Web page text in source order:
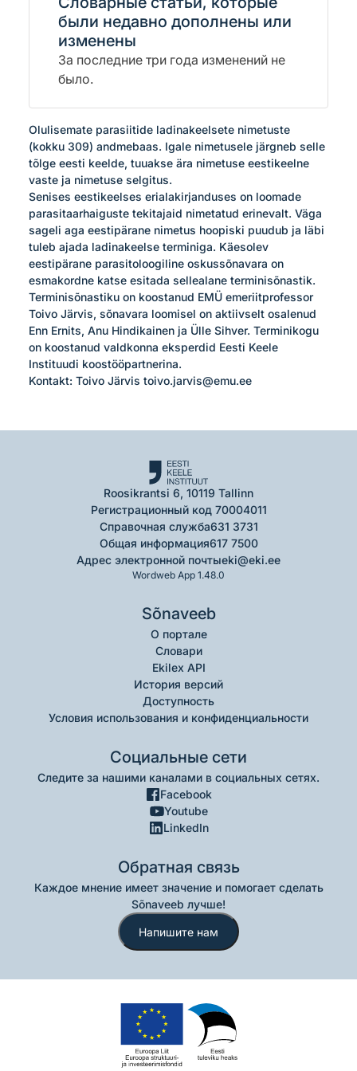
были недавно дополнены или
изменены
За последние три года изменений не
было.
Olulisemate parasiitide ladinakeelsete nimetuste
(kokku 309) andmebaas. Igale nimetusele järgneb selle
tõlge eesti keelde, tuuakse ära nimetuse eestikeelne
vaste ja nimetuse selgitus.
Senises eestikeelses erialakirjanduses on loomade
parasitaarhaiguste tekitajaid nimetatud erinevalt. Väga
sageli aga eestipärane nimetus hoopiski puudub ja läbi
tuleb ajada ladinakeelse terminiga. Käesolev
eestipärane parasitoloogiline oskussõnavara on
esmakordne katse esitada sellealane terminisõnastik.
Terminisõnastiku on koostanud EMÜ emeriitprofessor
Toivo Järvis, sõnavara loomisel on aktiivselt osalenud
Enn Ernits, Anu Hindikainen ja Ülle Sihver. Terminikogu
on koostanud valdkonna eksperdid Eesti Keele
Instituudi koostööpartnerina.
Kontakt: Toivo Järvis toivo.jarvis@emu.ee
Roosikrantsi 6, 10119 Tallinn
Регистрационный код 70004011
Справочная служба631 3731
Общая информация617 7500
Адрес электронной почтыeki@eki.ee
Wordweb App 1.48.0
Sõnaveeb
О портале
Словари
Ekilex API
История версий
Доступность
Условия использования и конфиденциальности
Социальные сети
Следите за нашими каналами в социальных сетях.
Facebook
Youtube
LinkedIn
Обратная связь
Каждое мнение имеет значение и помогает сделать
Sõnaveeb лучше!
Напишите нам